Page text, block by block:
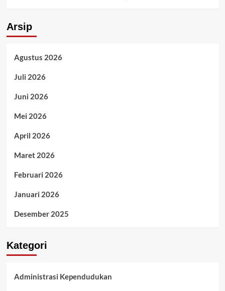
Arsip
Agustus 2026
Juli 2026
Juni 2026
Mei 2026
April 2026
Maret 2026
Februari 2026
Januari 2026
Desember 2025
Kategori
Administrasi Kependudukan